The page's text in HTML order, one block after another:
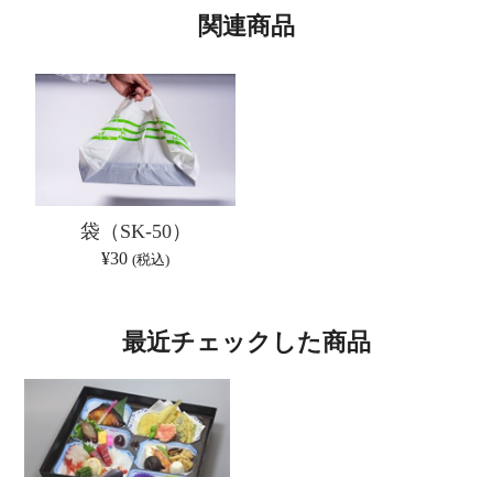
関連商品
袋（SK-50）
¥30(税込)
最近チェックした商品